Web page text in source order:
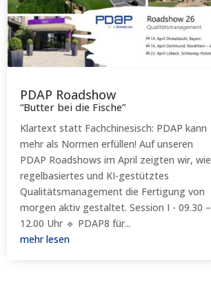
PDAP Roadshow
“Butter bei die Fische”
Klartext statt Fachchinesisch: PDAP kann
mehr als Normen erfüllen! Auf unseren
PDAP Roadshows im April zeigten wir, wie
regelbasiertes und KI-gestütztes
Qualitätsmanagement die Fertigung von
morgen aktiv gestaltet. Session I - 09.30 –
12.00 Uhr 🔹 PDAP8 für...
mehr lesen